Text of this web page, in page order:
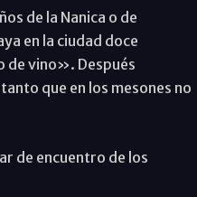
de la Nanica o de
en la ciudad doce
de vino». Después
que en los mesones no
de encuentro de los